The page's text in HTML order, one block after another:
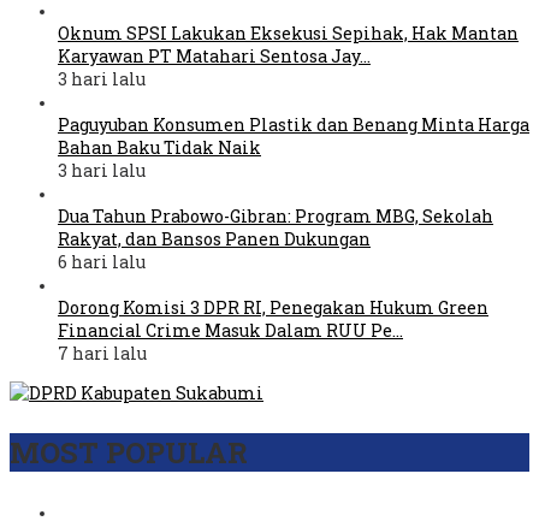
Oknum SPSI Lakukan Eksekusi Sepihak, Hak Mantan
Karyawan PT Matahari Sentosa Jay…
3 hari lalu
Paguyuban Konsumen Plastik dan Benang Minta Harga
Bahan Baku Tidak Naik
3 hari lalu
Dua Tahun Prabowo-Gibran: Program MBG, Sekolah
Rakyat, dan Bansos Panen Dukungan
6 hari lalu
Dorong Komisi 3 DPR RI, Penegakan Hukum Green
Financial Crime Masuk Dalam RUU Pe…
7 hari lalu
MOST POPULAR